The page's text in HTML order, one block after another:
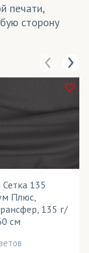
печати,
сторону
135
Плюс,
135 г/
см